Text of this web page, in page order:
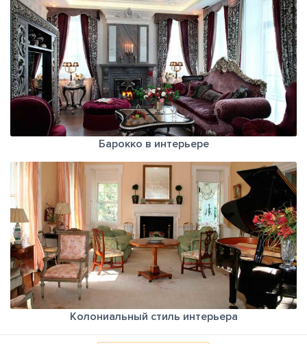
Барокко в интерьере
Колониальный стиль интерьера